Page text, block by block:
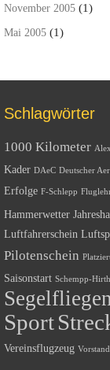
November 2005 (1)
Mai 2005 (1)
Schlagwörter
1000 Kilometer
Kader DAeC Deutscher
Erfolge F-Schlepp
Hammerwetter
Luftfahrerschein
Pilotenschein
Saisonstart Schempp-Hirth
Segelfliegen
Sport
Vereinsflugzeug